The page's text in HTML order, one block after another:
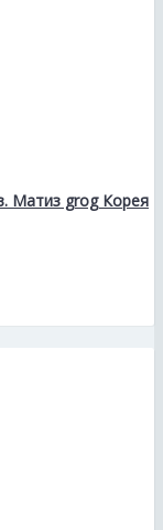
Матиз grog Корея